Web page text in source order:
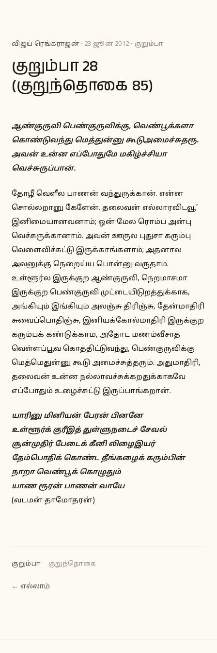
விஜய் ரெங்கராஜன்· 23 ஜூன் 2012 · குறும்பா
குறும்பா 28
(குறுந்தொகை 85)
ஆண்குருவி பெண்குருவிக்கு, வெண்பூக்களா
கொண்டுவந்து மெத்துன்னு கூடுஅமைச்சுதரூ.
அவன் உன்ன எப்போதுமே மகிழ்ச்சியா
வெச்சுருப்பான்.
தோழீ வெளீல பாணன் வந்துருக்கான். என்ன
சொல்லறானு கேளேன். தலைவன் எல்லாரவிடவூ’
இனிமையானவனாம்; ஒன் மேல ரொம்ப அன்பு
வெச்சுருக்கானாம். அவன் ஊருல புதுசா கரும்பு
வெளைவிச்சுட்டு இருக்காங்களாம்; அதனால
அவனுக்கு நெறைய்ய பொன்னு வருதாம்.
உள்ளூர்ல இருக்குற ஆண்குருவி, நெறமாசமா
இருக்குற பெண்குருவி முட்டையிடுறத்துக்காக,
அங்கியும் இங்கியும் அலஞ்சு திரிஞ்சு, தேன்மாதிரி
சுவைப்பொதிஞ்சு, இனியக்கோல்மாதிரி இருக்குற
கரும்பக் கண்டுக்காம, அதோட மணம்வீசாத
வெள்ளப்பூவ கொத்திட்டுவந்து, பெண்குருவிக்கு
மெத்மெதுன்னு கூடு அமைச்சுத்தரும். அதுமாதிரி,
தலைவன் உன்ன நல்லாவச்சுக்கறதுக்காகவே
எப்போதும் உழைச்சுட்டு இருப்பாங்கறான்.
யாரினு மினியன் பேரன் பினனே
உள்ளூர்க் குரீஇத் துள்ளுநடைச் சேவல்
சூன்முதிர் பேடைக் கீனி லிழைஇயர்
தேம்பொதிக் கொண்ட தீங்கழைக் கரும்பின்
நாறா வெண்பூக் கொழுதும்
யாண ரூரன் பாணன் வாயே
(வடமன் தாமோதரன்)
குறும்பா குறுந்தொகை
← எல்லாம்